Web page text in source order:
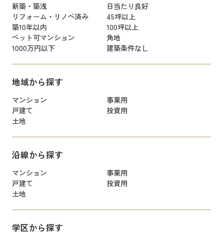
新築・築浅
日当たり良好
リフォーム・リノベ済み
45坪以上
築10年以内
100坪以上
ペット可マンション
角地
1000万円以下
建築条件なし
地域から探す
マンション
事業用
戸建て
投資用
土地
沿線から探す
マンション
事業用
戸建て
投資用
土地
学区から探す